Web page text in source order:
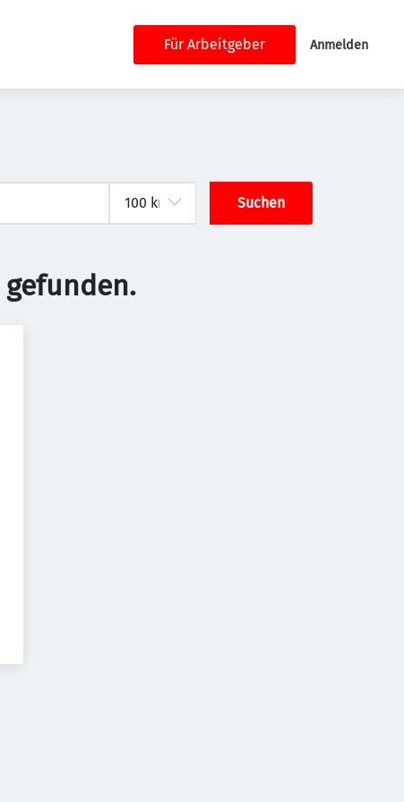
Für Arbeitgeber Anmelden
Suchen
gefunden.